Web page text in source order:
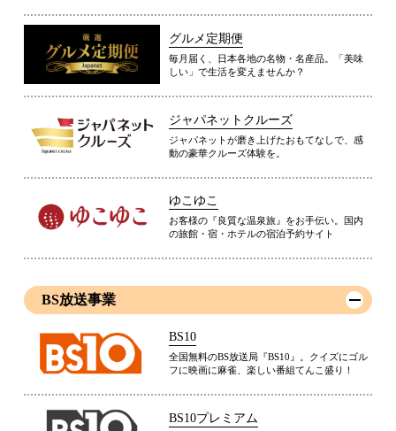
グルメ定期便
毎月届く、日本各地の名物・名産品。「美味
しい」で生活を変えませんか？
ジャパネットクルーズ
ジャパネットが磨き上げたおもてなしで、感
動の豪華クルーズ体験を。
ゆこゆこ
お客様の『良質な温泉旅』をお手伝い。国内
の旅館・宿・ホテルの宿泊予約サイト
BS放送事業
BS10
全国無料のBS放送局『BS10』。クイズにゴル
フに映画に麻雀、楽しい番組てんこ盛り！
BS10プレミアム